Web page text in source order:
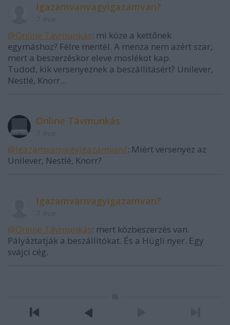
Igazamvanvagyigazamvan?
@Online Távmunkás: mi köze a kettőnek
egymáshoz? Félre mentél. A menza nem azért szar,
mert a beszerzéskor eleve moslékot kap.
Tudod, kik versenyeznek a beszállításért? Unilever,
Nestlé, Knorr...
Online Távmunkás
@Igazamvanvagyigazamvan?: Miért versenyez az
Unilever, Nestlé, Knorr?
Igazamvanvagyigazamvan?
@Online Távmunkás: mert közbeszerzés van.
Pályáztatják a beszállítókat. És a Hügli nyer. Egy
svájci cég.